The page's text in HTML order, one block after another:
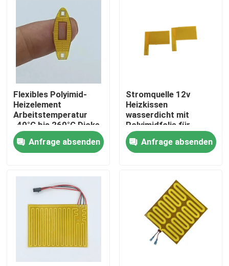
Videos
Über uns
Fabrik-Ausflug
Qualitätskontrolle
Fordern Sie ein Zitat
Weichfolie-Heizung
PU-Film-Heizung
Flexibles Polyimid-
Heizelement
Arbeitstemperatur
-40°C bis 260°C Dicke
0,1 mm-1 mm
Anfrage absenden
Stromquelle 12v
Heizkissen
wasserdicht mit
Polyimidfolie für
Industrie
Anfrage absenden